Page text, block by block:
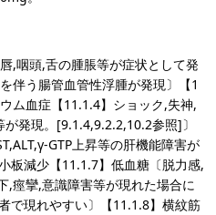
,咽頭,舌の腫脹等が症状として発
伴う腸管血管性浮腫が発現〕【1
ム血症【11.1.4】ショック,失神,
発現。[9.1.4,9.2.2,10.2参照]〕
GTP上昇等の肝機能障害が
板減少【11.1.7】低血糖〔脱力感,
,痙攣,意識障害等が現れた場合に
で現れやすい〕【11.1.8】横紋筋